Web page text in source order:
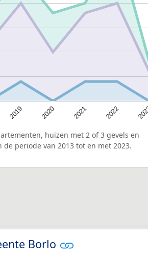
2019 2020 2021 2022
huizen met 2 of 3 gevels en
periode van 2013 tot en met 2023.
Borlo